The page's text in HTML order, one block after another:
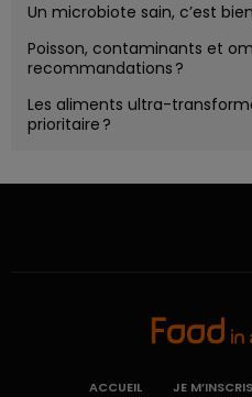
Un microbiote sain, c’est
Poisson, contaminants et
recommandations ?
Les aliments ultra-
prioritaire ?
ACCUEIL JE M’INSCRIS